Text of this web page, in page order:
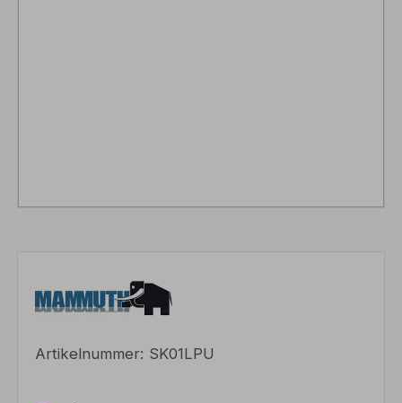
Artikelnummer: SK01LPU